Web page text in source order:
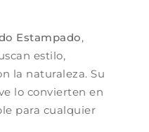
Estampado,
estilo,
la naturaleza. Su
lo convierten en
para cualquier